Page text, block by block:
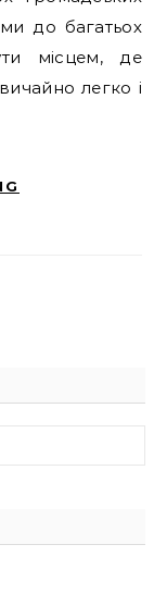
до багатьох
місцем, де
легко і